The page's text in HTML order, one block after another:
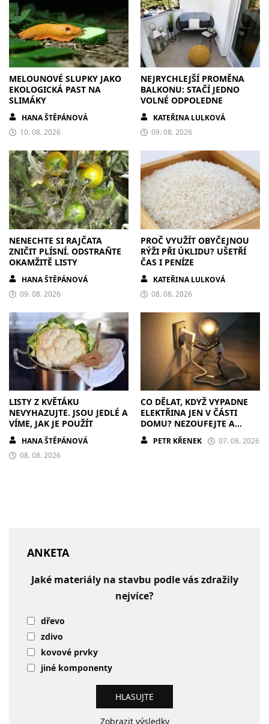
MELOUNOVÉ SLUPKY JAKO
EKOLOGICKÁ PAST NA
SLIMÁKY
HANA ŠTĚPÁNOVÁ
10. 08. 2026
NEJRYCHLEJŠÍ PROMĚNA
BALKONU: STAČÍ JEDNO
VOLNÉ ODPOLEDNE
KATEŘINA LULKOVÁ
09. 08. 2026
NENECHTE SI RAJČATA
ZNIČIT PLÍSNÍ. ODSTRAŇTE
OKAMŽITĚ LISTY
HANA ŠTĚPÁNOVÁ
09. 08. 2026
PROČ VYUŽÍT OBYČEJNOU
RÝŽI PŘI ÚKLIDU? UŠETŘÍ
ČAS I PENÍZE
KATEŘINA LULKOVÁ
08. 08. 2026
LISTY Z KVĚTÁKU
NEVYHAZUJTE. JSOU JEDLÉ A
VÍME, JAK JE POUŽÍT
HANA ŠTĚPÁNOVÁ
08. 08. 2026
CO DĚLAT, KDYŽ VYPADNE
ELEKTŘINA JEN V ČÁSTI
DOMU? NEZOUFEJTE A
POSTUPUJTE S CHLADNOU
HLAVOU
PETR KŘENEK 07. 08. 2026
ANKETA
Jaké materiály na stavbu podle vás zdražily
nejvíce?
dřevo
zdivo
kovové prvky
jiné komponenty
Zobrazit výsledky